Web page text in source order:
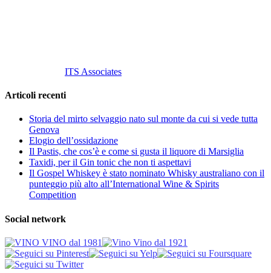
ITS Associates
Articoli recenti
Storia del mirto selvaggio nato sul monte da cui si vede tutta
Genova
Elogio dell’ossidazione
Il Pastis, che cos’è e come si gusta il liquore di Marsiglia
Taxidi, per il Gin tonic che non ti aspettavi
Il Gospel Whiskey è stato nominato Whisky australiano con il
punteggio più alto all’International Wine & Spirits
Competition
Social network